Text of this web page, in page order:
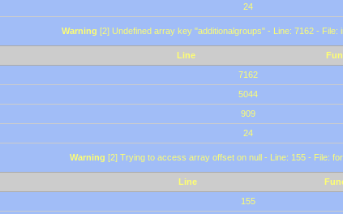
24
Warning [2] Undefined array key "additionalgroups" - Line: 7162 - File:
Line
7162
5044
909
24
Warning [2] Trying to access array offset on null - Line: 155 - File:
Line
155